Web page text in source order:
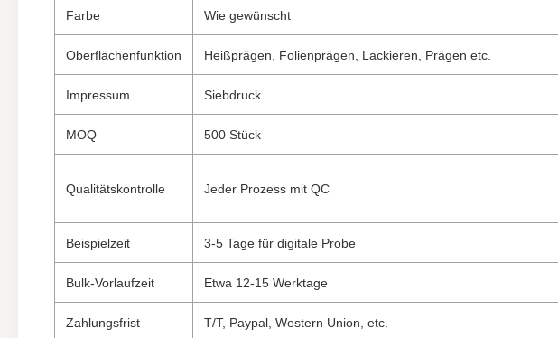
Farbe Wie gewünscht
Oberflächenfunktion Heißprägen, Folienprägen, Lackieren, Prägen etc.
Impressum Siebdruck
MOQ 500 Stück
Qualitätskontrolle Jeder Prozess mit QC
Beispielzeit 3-5 Tage für digitale Probe
Bulk-Vorlaufzeit Etwa 12-15 Werktage
Zahlungsfrist T/T, Paypal, Western Union, etc.